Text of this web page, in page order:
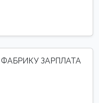
ЗАРПЛАТА